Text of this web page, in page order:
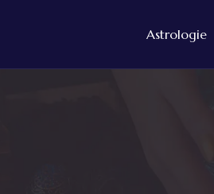
Astrologie